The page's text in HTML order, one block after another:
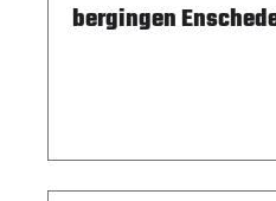
bergingen